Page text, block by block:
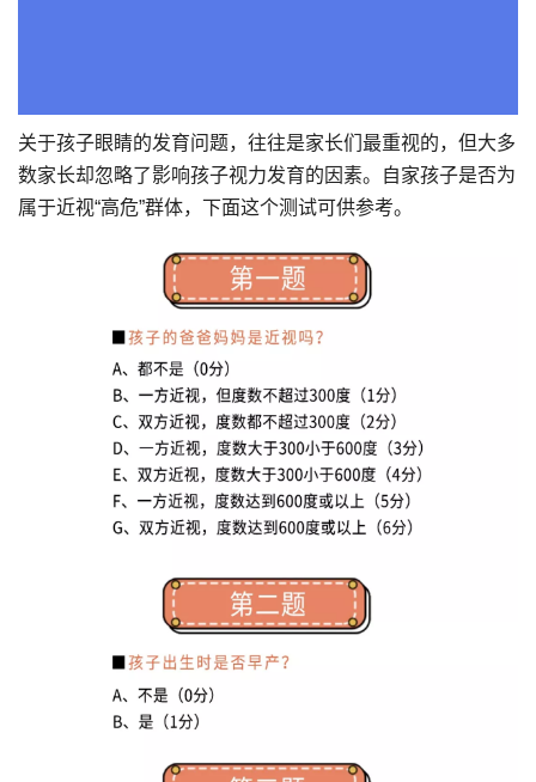
关于孩子眼睛的发育问题，往往是家长们最重视的，但大多
数家长却忽略了影响孩子视力发育的因素。自家孩子是否为
属于近视“高危”群体，下面这个测试可供参考。